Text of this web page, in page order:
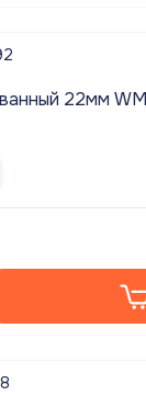
22мм